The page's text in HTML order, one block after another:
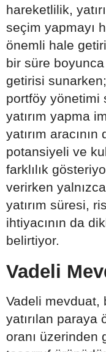
hareketlilik,
seçim yapmayı
önemli hale
bir süre
getirisi
portföy yönetimi
yatırım yapma
yatırım
potansiyeli ve
farklılık
verirken
yatırım süresi,
ihtiyacının da
belirtiyor.
Vadeli
Vadeli mevduat,
yatırılan
oranı üzerinden